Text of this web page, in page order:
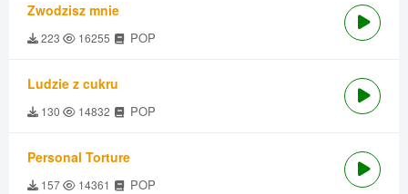
Zwodzisz mnie
223 16255 POP
Ludzie z cukru
130 14832 POP
Personal Torture
157 14361 POP